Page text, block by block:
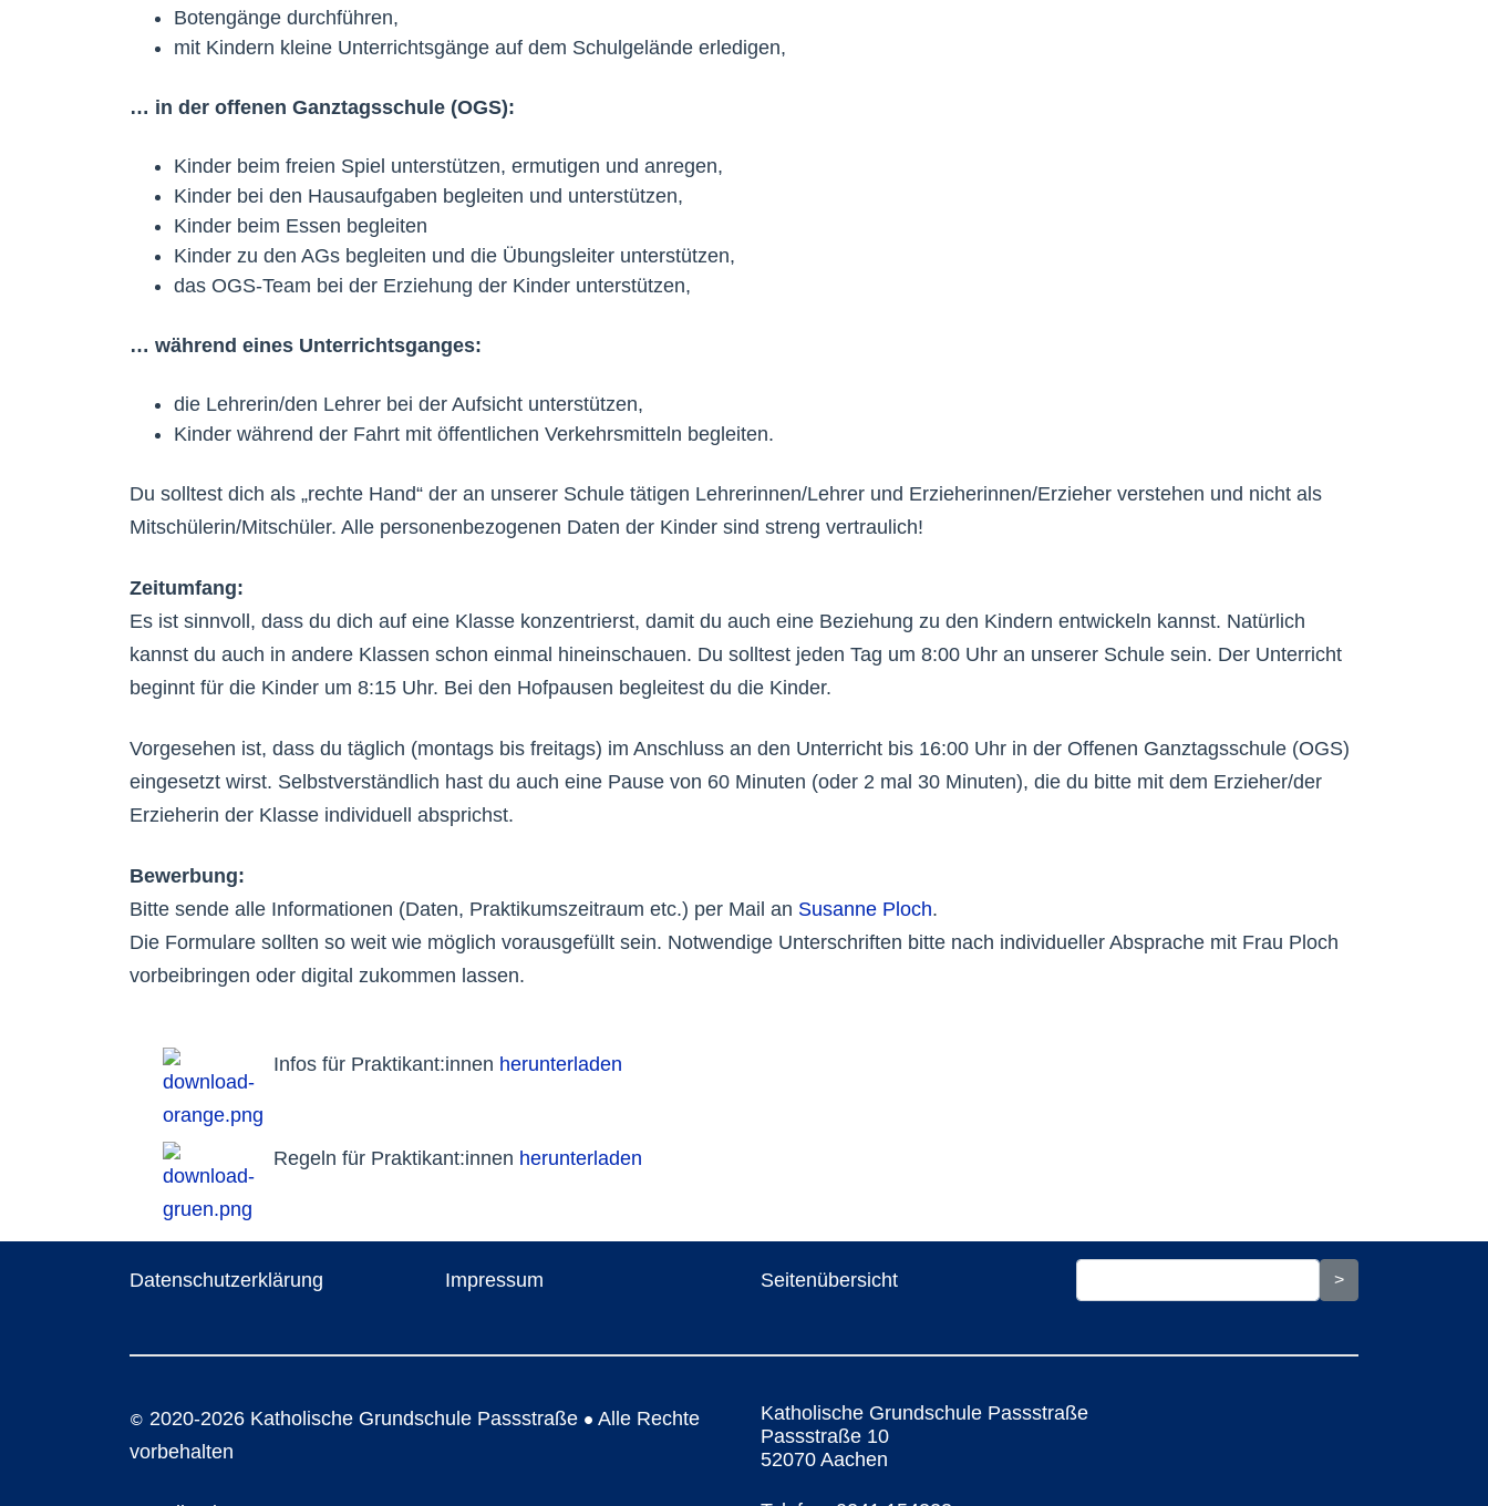
Botengänge durchführen,
mit Kindern kleine Unterrichtsgänge auf dem Schulgelände erledigen,
… in der offenen Ganztagsschule (OGS):
Kinder beim freien Spiel unterstützen, ermutigen und anregen,
Kinder bei den Hausaufgaben begleiten und unterstützen,
Kinder beim Essen begleiten
Kinder zu den AGs begleiten und die Übungsleiter unterstützen,
das OGS-Team bei der Erziehung der Kinder unterstützen,
… während eines Unterrichtsganges:
die Lehrerin/den Lehrer bei der Aufsicht unterstützen,
Kinder während der Fahrt mit öffentlichen Verkehrsmitteln begleiten.
Du solltest dich als „rechte Hand“ der an unserer Schule tätigen Lehrerinnen/Lehrer und Erzieherinnen/Erzieher verstehen und nicht als
Mitschülerin/Mitschüler. Alle personenbezogenen Daten der Kinder sind streng vertraulich!
Zeitumfang:
Es ist sinnvoll, dass du dich auf eine Klasse konzentrierst, damit du auch eine Beziehung zu den Kindern entwickeln kannst. Natürlich
kannst du auch in andere Klassen schon einmal hineinschauen. Du solltest jeden Tag um 8:00 Uhr an unserer Schule sein. Der Unterricht
beginnt für die Kinder um 8:15 Uhr. Bei den Hofpausen begleitest du die Kinder.
Vorgesehen ist, dass du täglich (montags bis freitags) im Anschluss an den Unterricht bis 16:00 Uhr in der Offenen Ganztagsschule (OGS)
eingesetzt wirst. Selbstverständlich hast du auch eine Pause von 60 Minuten (oder 2 mal 30 Minuten), die du bitte mit dem Erzieher/der
Erzieherin der Klasse individuell absprichst.
Bewerbung:
Bitte sende alle Informationen (Daten, Praktikumszeitraum etc.) per Mail an Susanne Ploch.
Die Formulare sollten so weit wie möglich vorausgefüllt sein. Notwendige Unterschriften bitte nach individueller Absprache mit Frau Ploch
vorbeibringen oder digital zukommen lassen.
Infos für Praktikant:innen herunterladen
Regeln für Praktikant:innen herunterladen
Datenschutzerklärung Impressum Seitenübersicht
© 2020-2026 Katholische Grundschule Passstraße ● Alle Rechte
vorbehalten
Katholische Grundschule Passstraße
Passstraße 10
52070 Aachen